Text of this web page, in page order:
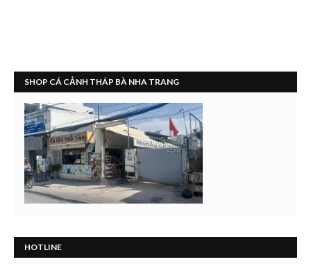
SHOP CÁ CẢNH THÁP BÀ NHA TRANG
HOTLINE